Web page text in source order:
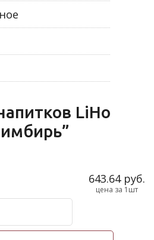
LiHo
643.64 руб.
цена за 1шт